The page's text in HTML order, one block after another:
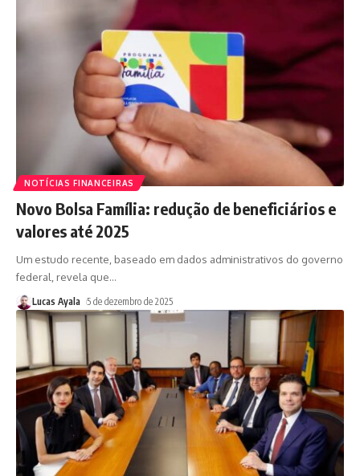
NOTÍCIAS FINANCEIRAS
Novo Bolsa Família: redução de beneficiários e
valores até 2025
Um estudo recente, baseado em dados administrativos do governo
federal, revela que…
Lucas Ayala 5 de dezembro de 2025